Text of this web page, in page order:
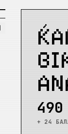
КА
BI
AN
+ 24